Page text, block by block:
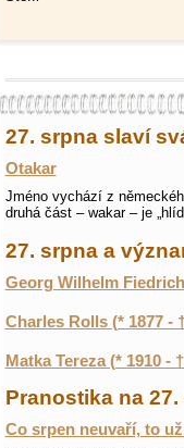
27. srpna slaví
Otakar
Jméno vychází z
druhá část – wakar – je
27. srpna a
Georg Wilhelm
Charles Rolls (* 1877 -
Matka Tereza (* 1910 -
Pranostika na
Co srpen neuvaří, to